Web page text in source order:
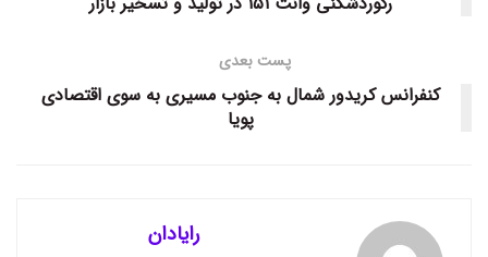
پست بعدی
کنفرانس کریدور شمال به جنوب مسیری به سوی اقتصادی
پویا
رایادان